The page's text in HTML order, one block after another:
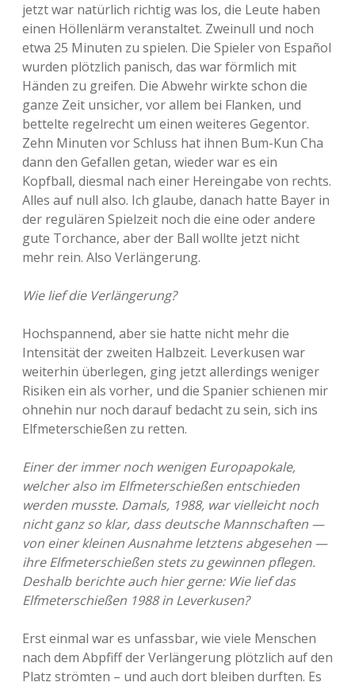
jetzt war natürlich richtig was los, die Leute haben
einen Höllenlärm veranstaltet. Zweinull und noch
etwa 25 Minuten zu spielen. Die Spieler von Español
wurden plötzlich panisch, das war förmlich mit
Händen zu greifen. Die Abwehr wirkte schon die
ganze Zeit unsicher, vor allem bei Flanken, und
bettelte regelrecht um einen weiteres Gegentor.
Zehn Minuten vor Schluss hat ihnen Bum-Kun Cha
dann den Gefallen getan, wieder war es ein
Kopfball, diesmal nach einer Hereingabe von rechts.
Alles auf null also. Ich glaube, danach hatte Bayer in
der regulären Spielzeit noch die eine oder andere
gute Torchance, aber der Ball wollte jetzt nicht
mehr rein. Also Verlängerung.
Wie lief die Verlängerung?
Hochspannend, aber sie hatte nicht mehr die
Intensität der zweiten Halbzeit. Leverkusen war
weiterhin überlegen, ging jetzt allerdings weniger
Risiken ein als vorher, und die Spanier schienen mir
ohnehin nur noch darauf bedacht zu sein, sich ins
Elfmeterschießen zu retten.
Einer der immer noch wenigen Europapokale,
welcher also im Elfmeterschießen entschieden
werden musste. Damals, 1988, war vielleicht noch
nicht ganz so klar, dass deutsche Mannschaften —
von einer kleinen Ausnahme letztens abgesehen —
ihre Elfmeterschießen stets zu gewinnen pflegen.
Deshalb berichte auch hier gerne: Wie lief das
Elfmeterschießen 1988 in Leverkusen?
Erst einmal war es unfassbar, wie viele Menschen
nach dem Abpfiff der Verlängerung plötzlich auf den
Platz strömten – und auch dort bleiben durften. Es